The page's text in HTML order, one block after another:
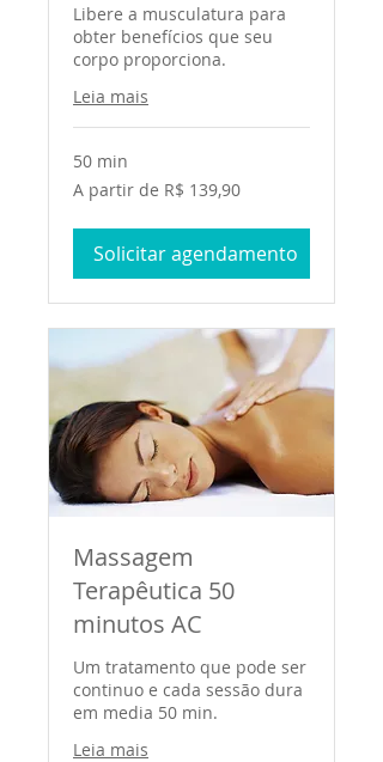
Libere a musculatura para
obter benefícios que seu
corpo proporciona.
Leia mais
50 min
A
partir
brasileiros
A partir de R$ 139,90
Solicitar agendamento
Massagem
Terapêutica 50
minutos AC
Um tratamento que pode ser
continuo e cada sessão dura
em media 50 min.
Leia mais